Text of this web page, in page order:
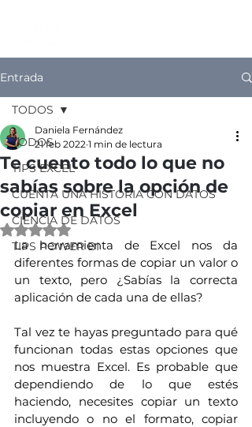
Entrada
TODOS
TIPS EXCEL
CUENTA UNA HISTORIA CON DATOS
CIENCIA DE DATOS
TIPS POWER BI
TODOS
Te cuento todo lo que no
sabías sobre la opción de
copiar en Excel
Daniela Fernández
21 feb 2022 1 min de lectura
Obtuvo NaN de 5 estrellas.
La herramienta de Excel nos da
diferentes formas de copiar un valor o
un texto, pero ¿Sabías la correcta
aplicación de cada una de ellas?
Tal vez te hayas preguntado para qué
funcionan todas estas opciones que
nos muestra Excel. Es probable que
dependiendo de lo que estés
haciendo, necesites copiar un texto
incluyendo o no el formato, copiar